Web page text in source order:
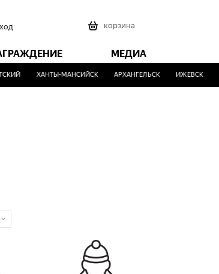
корзина
МЕДИА
ХАНТЫ-МАНСИЙСК АРХАНГЕЛЬСК ИЖЕВСК